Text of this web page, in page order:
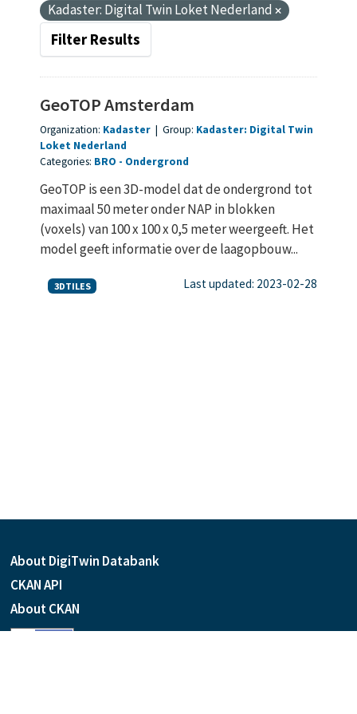
Kadaster: Digital Twin Loket Nederland
Filter Results
GeoTOP Amsterdam
Organization: Kadaster | Group: Kadaster: Digital Twin
Loket Nederland
Categories: BRO Ondergrond
GeoTOP is een 3D-model dat de ondergrond tot
maximaal 50 meter onder NAP in blokken
(voxels) van 100 x 100 x 0,5 meter weergeeft. Het
model geeft informatie over de laagopbouw...
3DTILES Last updated: 2023-02-28
About DigiTwin Databank
CKAN API
About CKAN